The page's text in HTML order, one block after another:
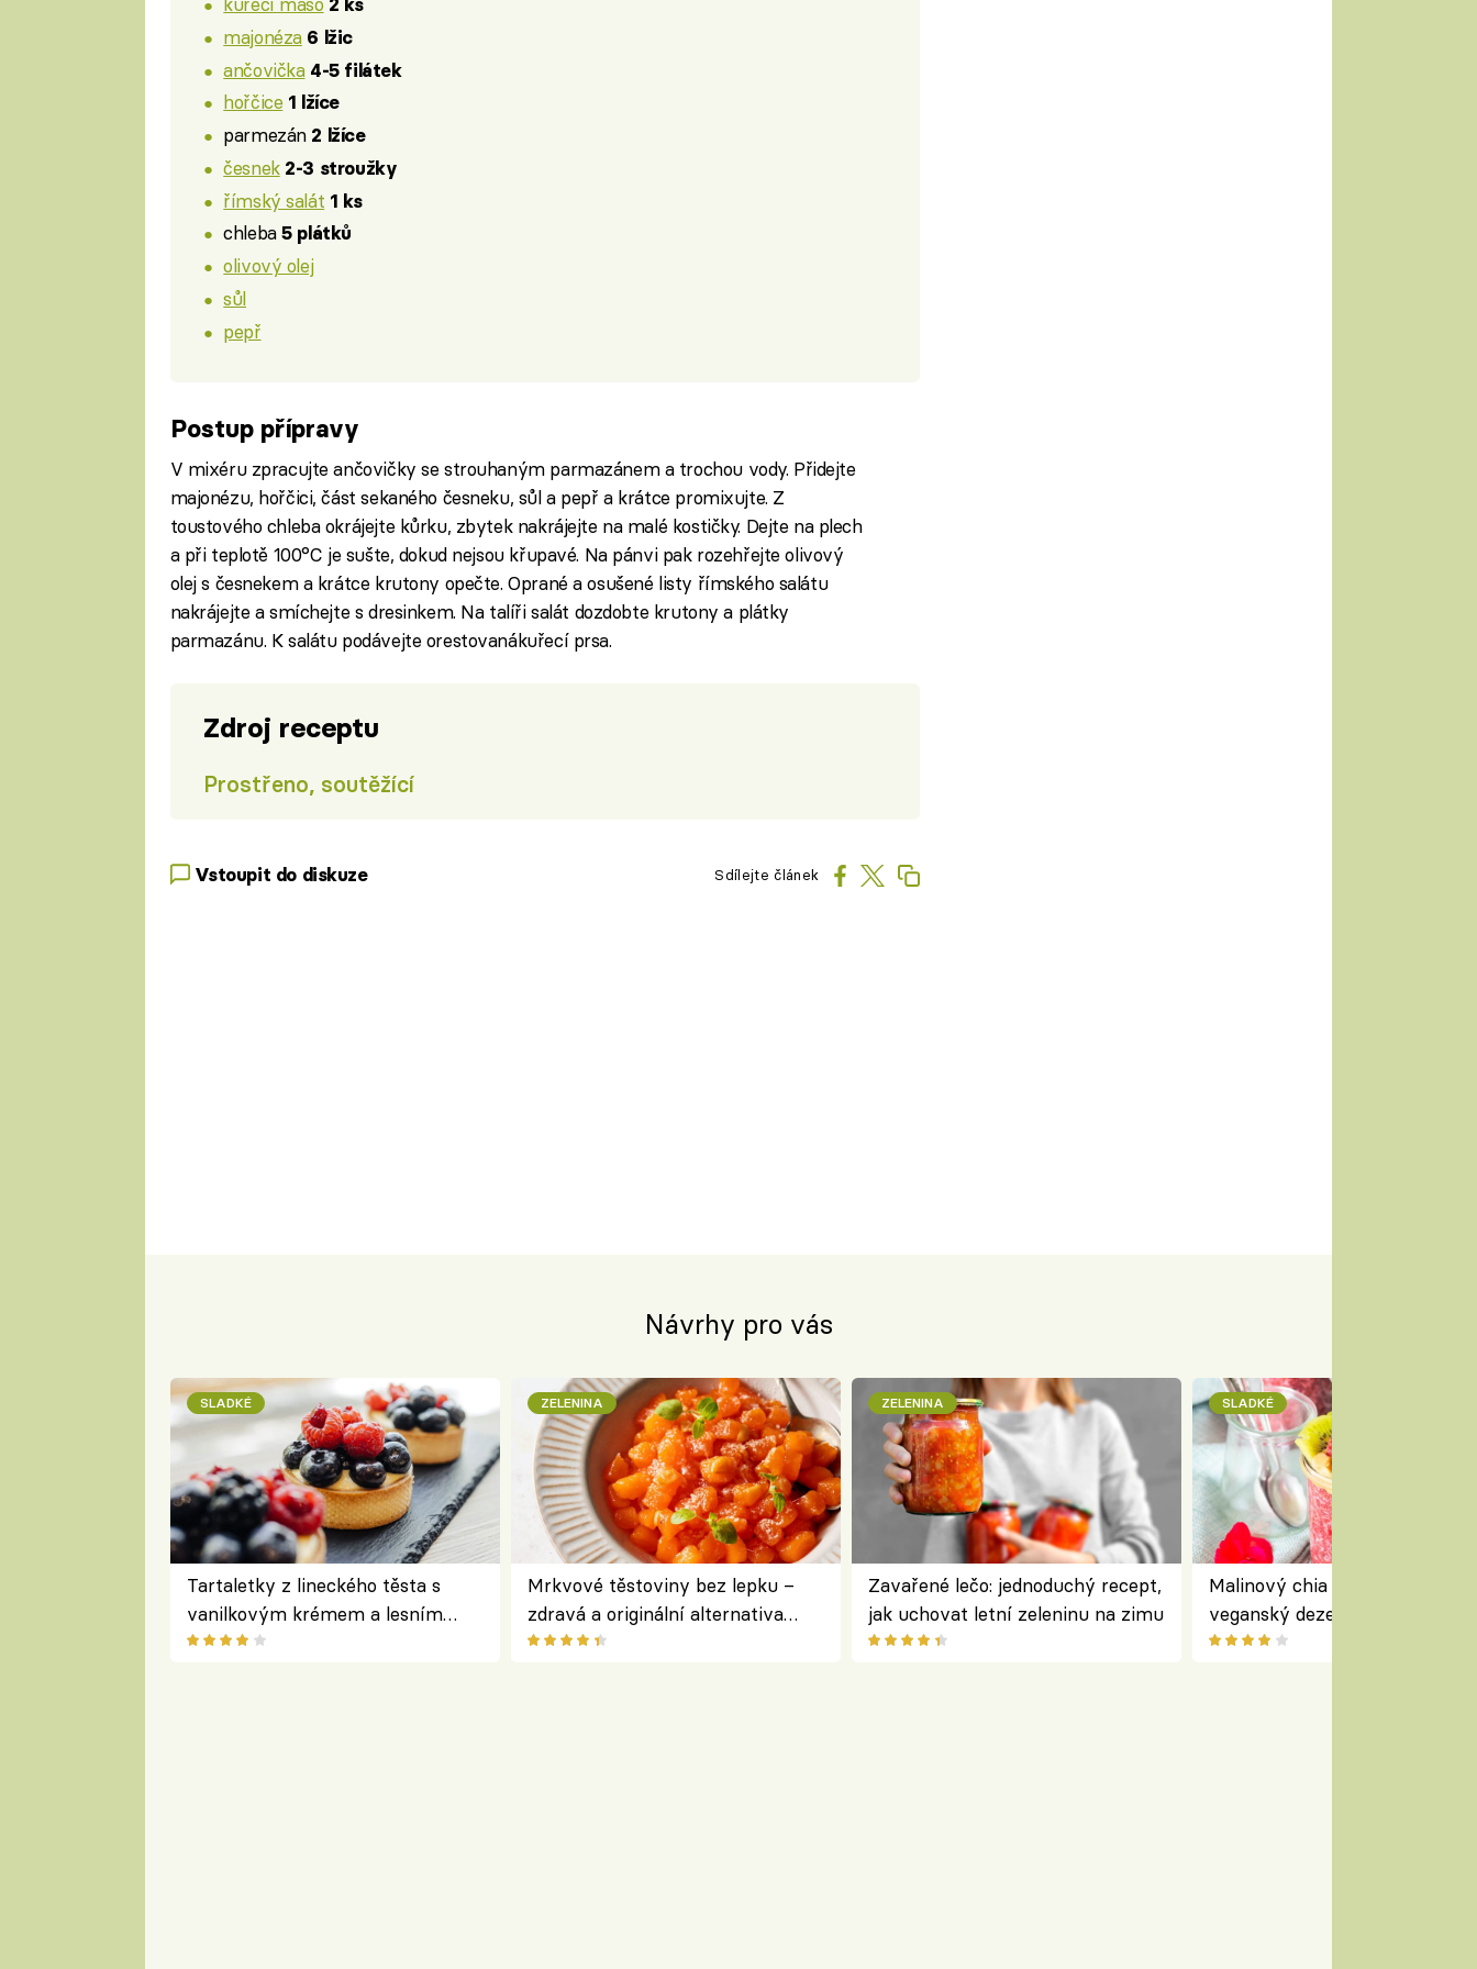
2 ks
majonéza 6 lžic
ančovička 4-5 filátek
hořčice 1 lžíce
parmezán 2 lžíce
česnek 2-3 stroužky
římský salát 1 ks
chleba5 plátků
olivový olej
sůl
pepř
Postup přípravy
V mixéru zpracujte ančovičky se strouhaným parmazánem a trochou vody. Přidejte
majonézu, hořčici, část sekaného česneku, sůl a pepř a krátce promixujte. Z
toustového chleba okrájejte kůrku, zbytek nakrájejte na malé kostičky. Dejte na plech
a při teplotě 100°C je sušte, dokud nejsou křupavé. Na pánvi pak rozehřejte olivový
olej s česnekem a krátce krutony opečte. Oprané a osušené listy římského salátu
nakrájejte a smíchejte s dresinkem. Na talíři salát dozdobte krutony a plátky
parmazánu. K salátu podávejte orestovanákuřecí prsa.
Zdroj receptu
Prostřeno, soutěžící
Vstoupit do diskuze Sdílejte článek
Návrhy pro vás
SLADKÉ
Tartaletky z lineckého těsta s
vanilkovým krémem a lesním
ovocem podle Bread Society
ZELENINA
Mrkvové těstoviny bez lepku –
zdravá a originální alternativa
klasiky
ZELENINA
Zavařené lečo: jednoduchý recept,
jak uchovat letní zeleninu na zimu
SLADKÉ
Malinový chia pudink s
veganský dezert plný ovoce a
ořechů